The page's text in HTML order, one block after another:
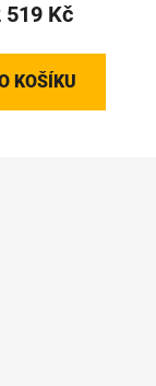
519 Kč
KOŠÍKU